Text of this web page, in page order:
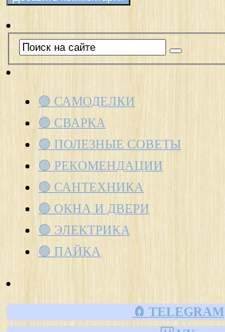
🟢 САМОДЕЛКИ
🟢 СВАРКА
🟢 ПОЛЕЗНЫЕ СОВЕТЫ
🟢 РЕКОМЕНДАЦИИ
🟢 САНТЕХНИКА
🟢 ОКНА И ДВЕРИ
🟢 ЭЛЕКТРИКА
🟢 ПАЙКА
🧲 TELEGRAM